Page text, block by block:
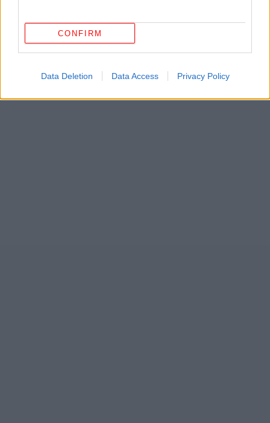
CONFIRM
Data Deletion Data Access Privacy Policy
Α ΠΒ σε θέσεις Διοικητού Πυροβολαρχίας,
Αξιωματικού Επιχειρήσεων και Διοικητού Μοίρας
(συνολικά 12 χρόνια).